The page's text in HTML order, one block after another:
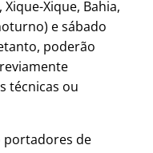
Xique, Bahia,
e sábado
poderão
técnicas ou
portadores de